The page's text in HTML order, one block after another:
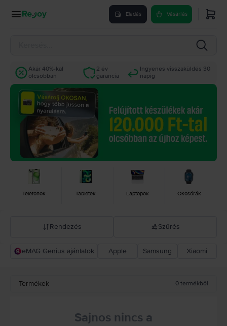
Eladás Vásárlás
Akár 40%-kal
olcsóbban
2 év
garancia
Ingyenes visszaküldés 30
napig
Telefonok Tabletek Laptopok Okosórák
Rendezés
Rejoy ajánlás
Szűrés
eMAG Genius ajánlatok Apple Samsung Xiaomi
Termékek 0 termékből
Sajnos nincs a